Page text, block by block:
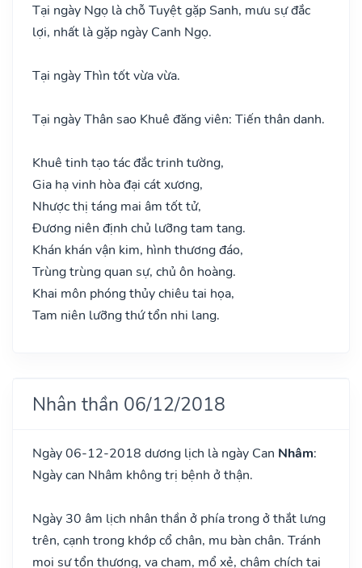
Tại ngày Ngọ là chỗ Tuyệt gặp Sanh, mưu sự đắc
lợi, nhất là gặp ngày Canh Ngọ.
Tại ngày Thìn tốt vừa vừa.
Tại ngày Thân sao Khuê đăng viên: Tiến thân danh.
Khuê tinh tạo tác đắc trinh tường,
Gia hạ vinh hòa đại cát xương,
Nhược thị táng mai âm tốt tử,
Đương niên định chủ lưỡng tam tang.
Khán khán vận kim, hình thương đáo,
Trùng trùng quan sự, chủ ôn hoàng.
Khai môn phóng thủy chiêu tai họa,
Tam niên lưỡng thứ tổn nhi lang.
Nhân thần 06/12/2018
Ngày 06-12-2018 dương lịch là ngày Can Nhâm:
Ngày can Nhâm không trị bệnh ở thận.
Ngày 30 âm lịch nhân thần ở phía trong ở thắt lưng
trên, cạnh trong khớp cổ chân, mu bàn chân. Tránh
mọi sự tổn thương, va chạm, mổ xẻ, châm chích tại